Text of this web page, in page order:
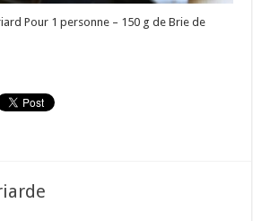
Pour 1 personne – 150 g de Brie de